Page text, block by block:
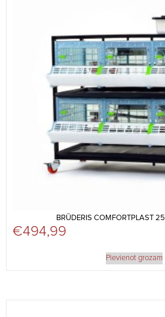
BRŪDERIS COMFORTPLAST
€494,99
Pievienot grozam